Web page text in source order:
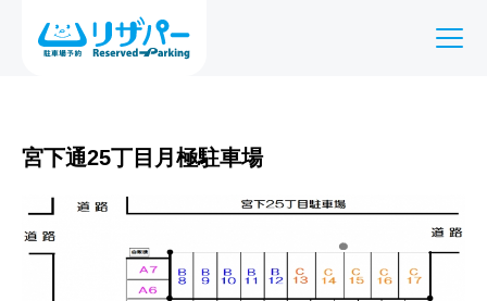
宮下通25丁目月極駐車場